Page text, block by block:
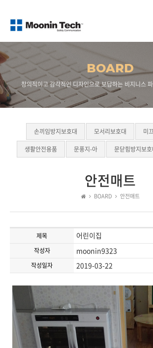
BOARD
창의적이고 감각적인 디자인으로 보답하는 비지니스
손끼임방지보호대 모서리보호대
미
생활안전용품
문풍지-아 문닫힘방지보호
안전매트
BOARD 안전매트
제목 어린이집
작성자 moonin9323
작성일자 2019-03-22